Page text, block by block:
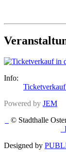
Info:
Powered by JEM
©
Designed by